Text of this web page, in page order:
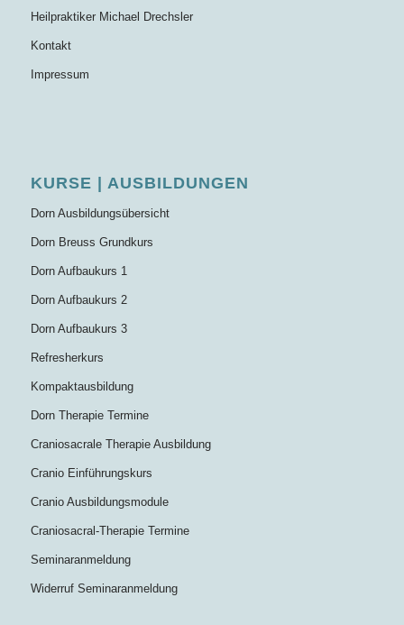
Heilpraktiker Michael Drechsler
Kontakt
Impressum
KURSE | AUSBILDUNGEN
Dorn Ausbildungsübersicht
Dorn Breuss Grundkurs
Dorn Aufbaukurs 1
Dorn Aufbaukurs 2
Dorn Aufbaukurs 3
Refresherkurs
Kompaktausbildung
Dorn Therapie Termine
Craniosacrale Therapie Ausbildung
Cranio Einführungskurs
Cranio Ausbildungsmodule
Craniosacral-Therapie Termine
Seminaranmeldung
Widerruf Seminaranmeldung